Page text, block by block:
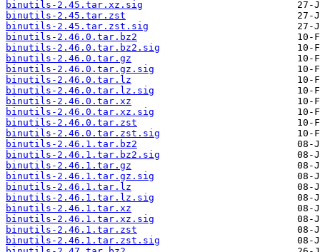
binutils-2.45.tar.xz.sig
binutils-2.45.tar.zst
binutils-2.45.tar.zst.sig
binutils-2.46.0.tar.bz2
binutils-2.46.0.tar.bz2.sig
binutils-2.46.0.tar.gz
binutils-2.46.0.tar.gz.sig
binutils-2.46.0.tar.lz
binutils-2.46.0.tar.lz.sig
binutils-2.46.0.tar.xz
binutils-2.46.0.tar.xz.sig
binutils-2.46.0.tar.zst
binutils-2.46.0.tar.zst.sig
binutils-2.46.1.tar.bz2
binutils-2.46.1.tar.bz2.sig
binutils-2.46.1.tar.gz
binutils-2.46.1.tar.gz.sig
binutils-2.46.1.tar.lz
binutils-2.46.1.tar.lz.sig
binutils-2.46.1.tar.xz
binutils-2.46.1.tar.xz.sig
binutils-2.46.1.tar.zst
binutils-2.46.1.tar.zst.sig